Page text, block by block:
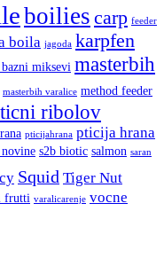
boilies carp feeder
boila jagoda karpfen
miksevi masterbih
masterbih varalice method feeder
ribolov
pticijahrana pticija hrana
s2b biotic salmon saran
Squid Tiger Nut
frutti varalicarenje vocne